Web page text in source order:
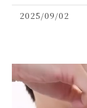
2025/09/02